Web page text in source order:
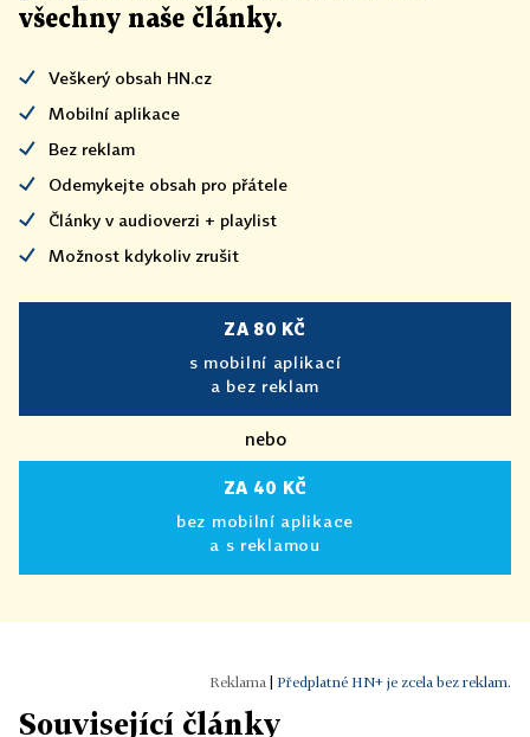
všechny naše články.
Veškerý obsah HN.cz
Mobilní aplikace
Bez reklam
Odemykejte obsah pro přátele
Články v audioverzi + playlist
Možnost kdykoliv zrušit
ZA 80 KČ
s mobilní aplikací
a bez reklam
nebo
ZA 40 KČ
bez mobilní aplikace
a s reklamou
Předplatné HN+ je zcela bez reklam.
Související články